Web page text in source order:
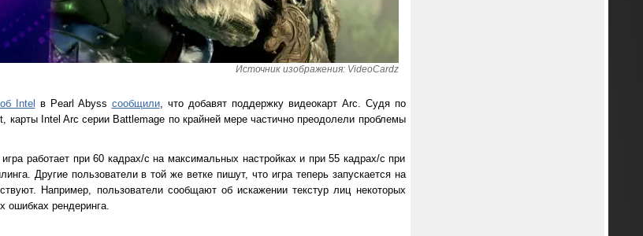
Источник изображения: VideoCardz
Intel в Pearl Abyss сообщили, что добавят поддержку видеокарт Arc. Судя по
Intel Arc серии Battlemage по крайней мере частично преодолели проблемы
работает при 60 кадрах/с на максимальных настройках и при 55 кадрах/с при
Другие пользователи в той же ветке пишут, что игра теперь запускается на
Например, пользователи сообщают об искажении текстур лиц некоторых
ошибках рендеринга.